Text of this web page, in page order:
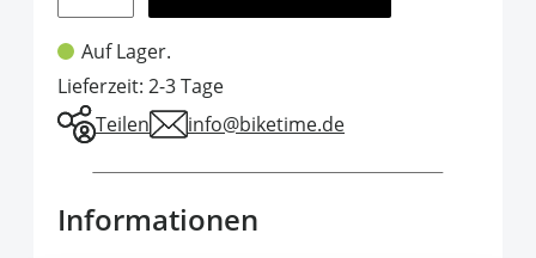
Auf Lager.
Lieferzeit: 2-3 Tage
Teilen
info@biketime.de
Informationen